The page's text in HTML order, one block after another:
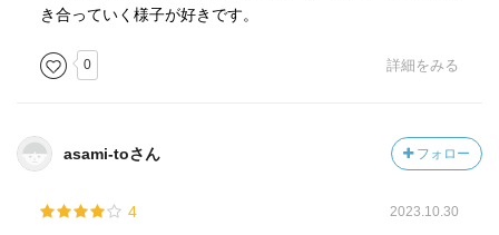
き合っていく様子が好きです。
0 詳細をみる
asami-toさん フォロー
4 2023.10.30